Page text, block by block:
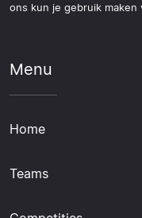
ons kun je gebruik
Menu
Home
Teams